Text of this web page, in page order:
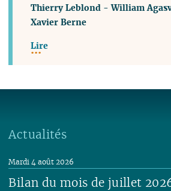
Thierry Leblond -William
Xavier Berne
Lire
Actualités
Bilan du mois de juillet
Mardi 4 août 2026